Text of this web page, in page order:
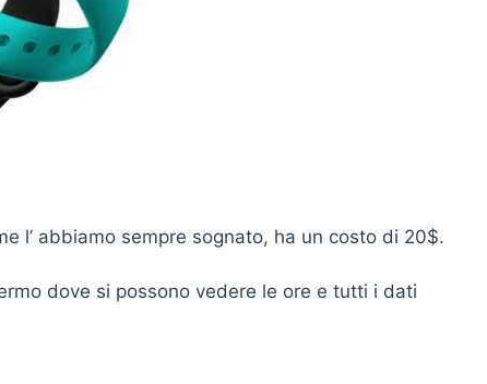
l’ abbiamo sempre sognato, ha un costo di 20$.
dove si possono vedere le ore e tutti i dati